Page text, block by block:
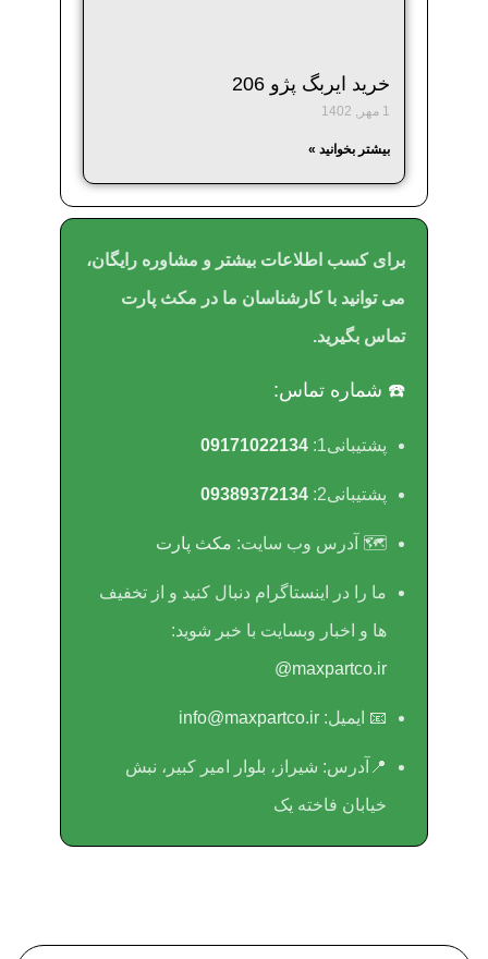
خرید ایربگ پژو 206
1 مهر, 1402
بیشتر بخوانید »
برای کسب اطلاعات بیشتر و مشاوره رایگان،
می توانید با کارشناسان ما در مکث پارت
تماس بگیرید.
☎️ شماره تماس:
پشتیبانی1: 09171022134
پشتیبانی2: 09389372134
🗺 آدرس وب سایت: مکث پارت
ما را در اینستاگرام دنبال کنید و از تخفیف
ها و اخبار وبسایت با خبر شوید:
maxpartco.ir@
📧 ایمیل: info@maxpartco.ir
📍آدرس: شیراز، بلوار امیر کبیر، نبش
خیابان فاخته یک